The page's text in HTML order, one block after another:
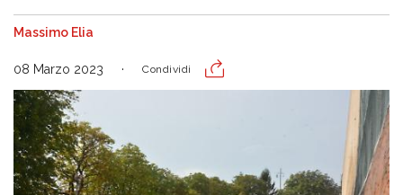
Massimo Elia
08 Marzo 2023 Condividi